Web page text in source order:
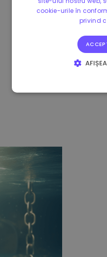
cookie-urile în
privind